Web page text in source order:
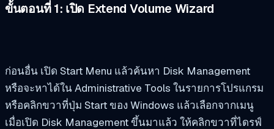
ขั้นตอนที่ 1: เปิด Extend Volume Wizard
ก่อนอื่น เปิด Start Menu แล้วค้นหา Disk Management
หรือจะหาได้ใน Administrative Tools ในรายการโปรแกรม
หรือคลิกขวาที่ปุ่ม Start ของ Windows แล้วเลือกจากเมนู
เมื่อเปิด Disk Management ขึ้นมาแล้ว ให้คลิกขวาที่ไดรฟ์